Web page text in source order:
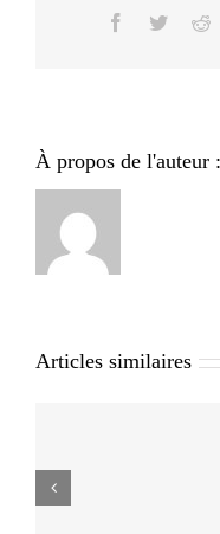
Facebook
Twitter
À propos de l'auteur :
Articles similaires